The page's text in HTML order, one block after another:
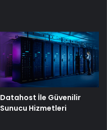
Datahost İle Güvenilir
Sunucu Hizmetleri